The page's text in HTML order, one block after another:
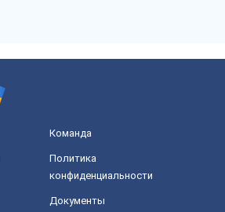
Команда
Политика
конфиденциальности
Документы